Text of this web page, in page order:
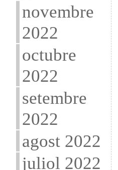
novembre
2022
octubre
2022
setembre
2022
agost 2022
juliol 2022